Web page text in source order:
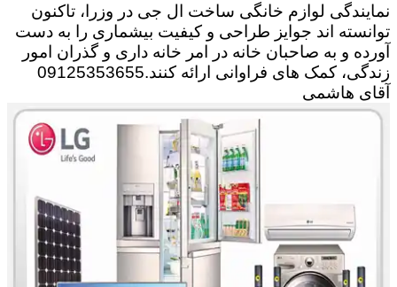
نمایندگی لوازم خانگی ساخت ال جی در وزرا، تاکنون
توانسته اند جوایز طراحی و کیفیت بیشماری را به دست
آورده و به صاحبان خانه در امر خانه داری و گذران امور
زندگی، کمک های فراوانی ارائه کنند.09125353655
آقای هاشمی